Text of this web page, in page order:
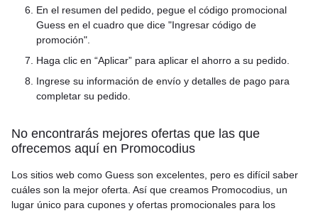
En el resumen del pedido, pegue el código promocional
Guess en el cuadro que dice "Ingresar código de
promoción".
Haga clic en “Aplicar” para aplicar el ahorro a su pedido.
Ingrese su información de envío y detalles de pago para
completar su pedido.
No encontrarás mejores ofertas que las que
ofrecemos aquí en Promocodius
Los sitios web como Guess son excelentes, pero es difícil saber
cuáles son la mejor oferta. Así que creamos Promocodius, un
lugar único para cupones y ofertas promocionales para los